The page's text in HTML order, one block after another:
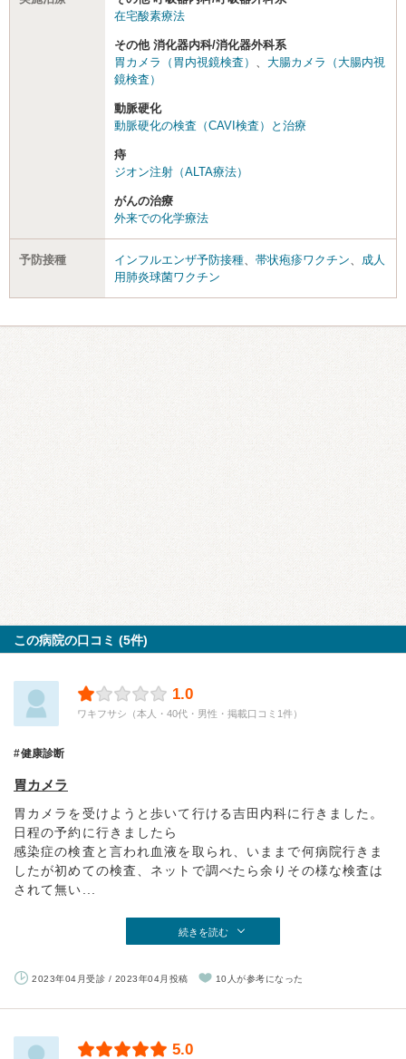
在宅酸素療法
その他 消化器内科/消化器外科系
胃カメラ（胃内視鏡検査）
大腸カメラ（大腸内視
鏡検査）
動脈硬化
動脈硬化の検査（CAVI検査）と治療
痔
ジオン注射（ALTA療法）
がんの治療
外来での化学療法
予防接種 インフルエンザ予防接種 帯状疱疹ワクチン
成人
用肺炎球菌ワクチン
この病院の口コミ (5件)
1.0
ワキフサシ（本人・40代・男性・掲載口コミ1件）
健康診断
胃カメラ
胃カメラを受けようと歩いて行ける吉田内科に行きました。
日程の予約に行きましたら
感染症の検査と言われ血液を取られ、いままで何病院行きま
したが初めての検査、ネットで調べたら余りその様な検査は
されて無い...
続きを読む
2023年04月受診 / 2023年04月投稿 10人が参考になった
5.0